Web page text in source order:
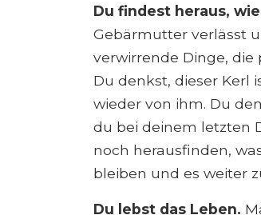
Du findest heraus,
Gebärmutter verlässt
verwirrende Dinge, die
Du denkst, dieser Kerl
wieder von ihm. Du
du bei deinem letzten
noch herausfinden,
bleiben und es weiter
Du lebst das Leben.